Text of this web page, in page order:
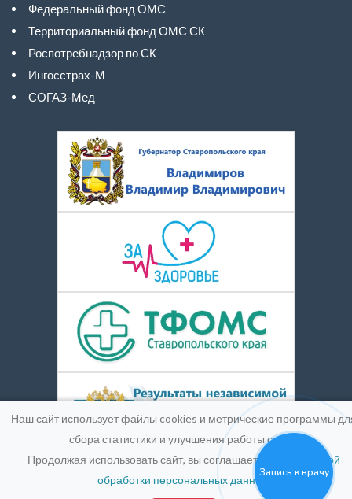
Федеральный фонд ОМС
Территориальный фонд ОМС СК
Роспотребнадзор по СК
Ингосстрах-М
СОГАЗ-Мед
Medpic LLC.Лицензия:ЛО-26-01-004900 от
Наш сайт использует файлы cookies и метрические программы
сбора статистики и улучшения работы сайта.
Продолжая использовать сайт, вы соглашаетесь с
Политикой
обработки персональных данных.
Запись к врачу